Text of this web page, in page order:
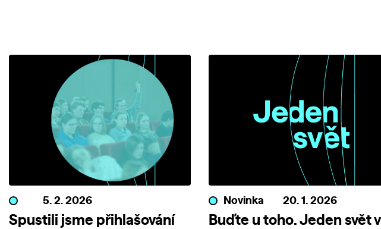
5. 2. 2026
Spustili jsme přihlašování
Novinka 20. 1. 2026
Buďte u toho. Jeden svět v